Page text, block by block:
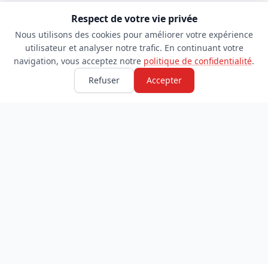
Respect de votre vie privée
Nous utilisons des cookies pour améliorer votre expérience
utilisateur et analyser notre trafic. En continuant votre
navigation, vous acceptez notre politique de confidentialité.
Refuser
Accepter